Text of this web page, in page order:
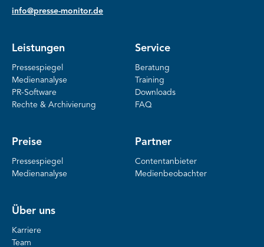
info@presse-monitor.de
Leistungen
Pressespiegel
Medienanalyse
PR-Software
Rechte & Archivierung
Service
Beratung
Training
Downloads
FAQ
Preise
Pressespiegel
Medienanalyse
Partner
Contentanbieter
Medienbeobachter
Über uns
Karriere
Team